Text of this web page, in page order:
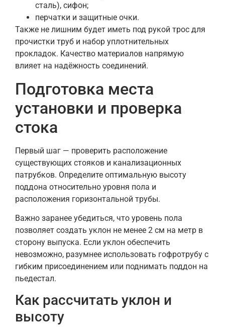
сталь), сифон;
перчатки и защитные очки.
Также не лишним будет иметь под рукой трос для
прочистки труб и набор уплотнительных
прокладок. Качество материалов напрямую
влияет на надёжность соединений.
Подготовка места
установки и проверка
стока
Первый шаг — проверить расположение
существующих стояков и канализационных
патрубков. Определите оптимальную высоту
поддона относительно уровня пола и
расположения горизонтальной трубы.
Важно заранее убедиться, что уровень пола
позволяет создать уклон не менее 2 см на метр в
сторону выпуска. Если уклон обеспечить
невозможно, разумнее использовать гофротрубу с
гибким присоединением или поднимать поддон на
пьедестал.
Как рассчитать уклон и
высоту